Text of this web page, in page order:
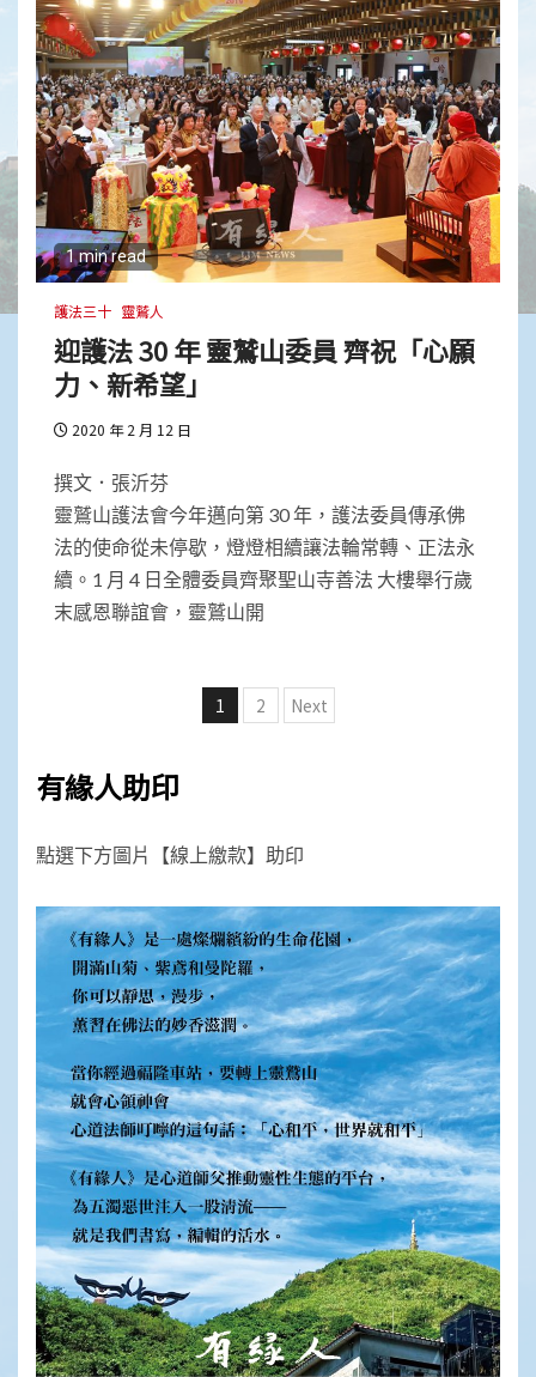
1 min read
護法三十 靈鷲人
迎護法 30 年 靈鷲山委員 齊祝「心願
力、新希望」
2020 年 2 月 12 日
撰文．張沂芬
靈鷲山護法會今年邁向第 30 年，護法委員傳承佛
法的使命從未停歇，燈燈相續讓法輪常轉、正法永
續。1 月 4 日全體委員齊聚聖山寺善法 大樓舉行歲
末感恩聯誼會，靈鷲山開
文
1 2 Next
有緣人助印
點選下方圖片【線上繳款】助印